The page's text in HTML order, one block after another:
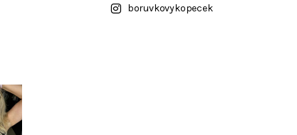
boruvkovykopecek